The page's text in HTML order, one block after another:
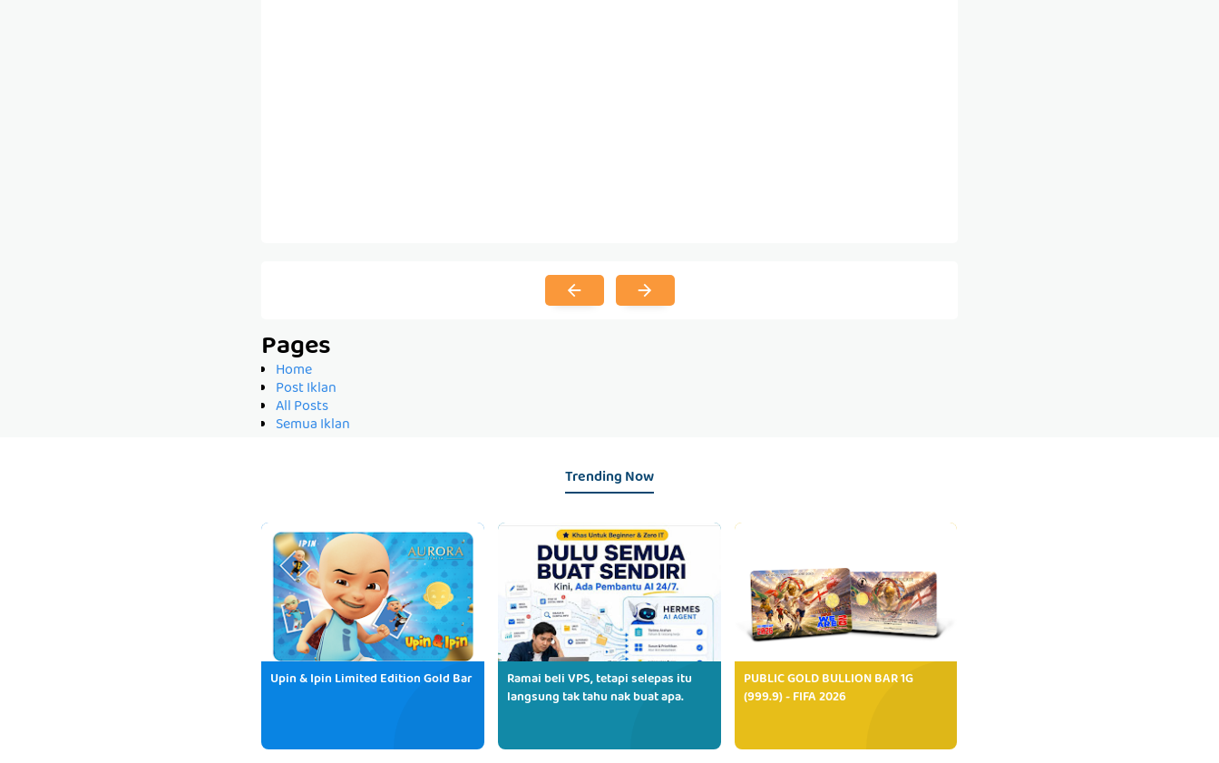
Pages
Home
Post Iklan
All Posts
Semua Iklan
Trending Now
Upin & Ipin Limited Edition Gold Bar
Ramai beli VPS, tetapi selepas itu
langsung tak tahu nak buat apa.
PUBLIC GOLD BULLION BAR 1G
(999.9) - FIFA 2026